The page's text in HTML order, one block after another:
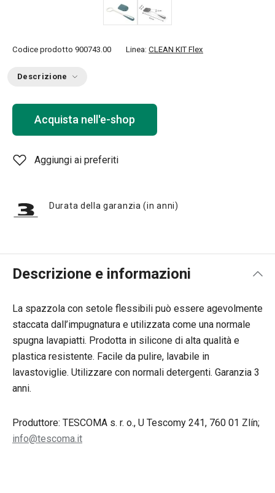
Codice prodotto 900743.00 Linea: CLEAN KIT Flex
Descrizione
Acquista nell'e-shop
Aggiungi ai preferiti
Durata della garanzia (in anni)
Descrizione e informazioni
La spazzola con setole flessibili può essere agevolmente
staccata dall’impugnatura e utilizzata come una normale
spugna lavapiatti. Prodotta in silicone di alta qualità e
plastica resistente. Facile da pulire, lavabile in
lavastoviglie. Utilizzare con normali detergenti. Garanzia 3
anni.
Produttore: TESCOMA s. r. o., U Tescomy 241, 760 01 Zlín;
info@tescoma.it